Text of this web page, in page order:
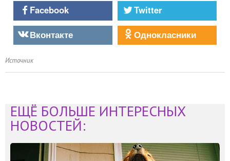
Facebook
Twitter
Вконтакте
Однокласники
Источник
ЕЩЁ БОЛЬШЕ ИНТЕРЕСНЫХ
НОВОСТЕЙ: